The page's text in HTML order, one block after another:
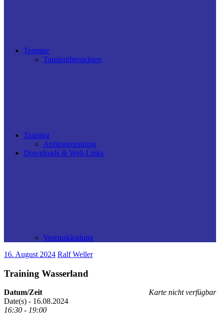
Termine
Turnierübersichten
Training
Anfängertraining
Downloads & Web-Links
Vereinskleidung
16. August 2024 Ralf Weller
Training Wasserland
Karte nicht verfügbar
Datum/Zeit
Date(s) - 16.08.2024
16:30 - 19:00